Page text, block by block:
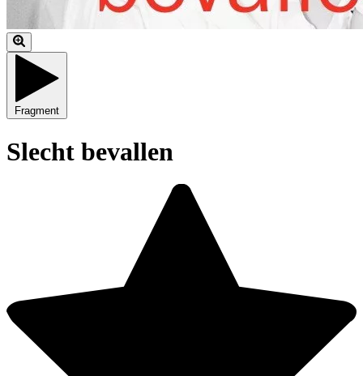
Fragment
Slecht bevallen